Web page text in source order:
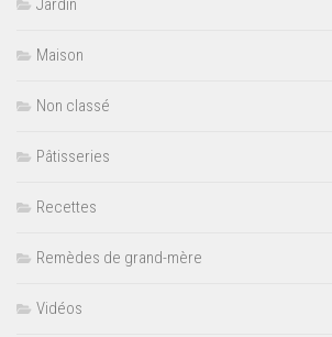
Jardin
Maison
Non classé
Pâtisseries
Recettes
Remèdes de grand-mère
Vidéos